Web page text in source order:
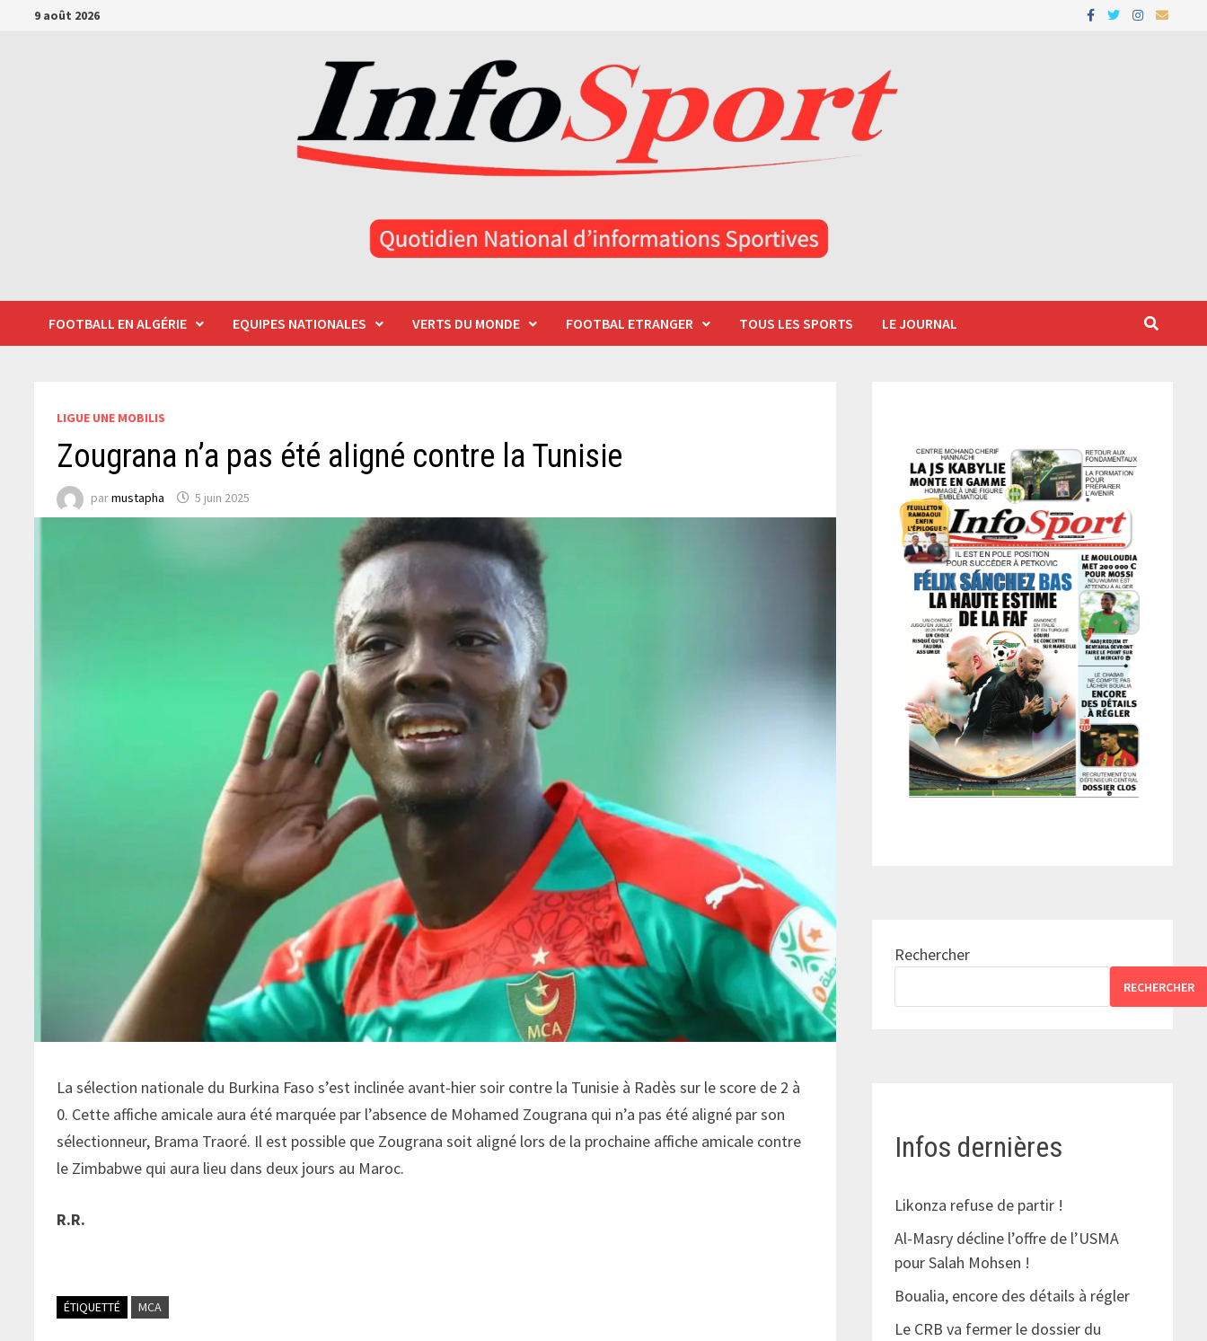
Passer9 août 2026
FOOTBALL EN ALGÉRIE EQUIPES NATIONALES VERTS DU MONDE FOOTBAL ETRANGER TOUS LES SPORTS LE JOURNAL
LIGUE UNE MOBILIS
Zougrana n’a pas été aligné contre la Tunisie
parmustapha 5 juin 2025
La sélection nationale du Burkina Faso s’est inclinée avant-hier soir contre la Tunisie à Radès sur le score de 2 à
0. Cette affiche amicale aura été marquée par l’absence de Mohamed Zougrana qui n’a pas été aligné par son
sélectionneur, Brama Traoré. Il est possible que Zougrana soit aligné lors de la prochaine affiche amicale contre
le Zimbabwe qui aura lieu dans deux jours au Maroc.
R.R.
ÉTIQUETTÉ MCA
Rechercher
RECHERCHER
Infos dernières
Likonza refuse de partir !
Al-Masry décline l’offre de l’USMA
pour Salah Mohsen !
Boualia, encore des détails à régler
Le CRB va fermer le dossier du